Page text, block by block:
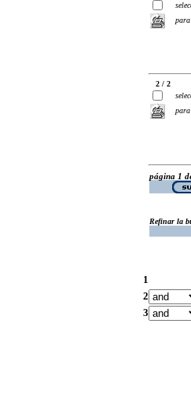
2 / 2
página 1
Refinar la
1
2
3